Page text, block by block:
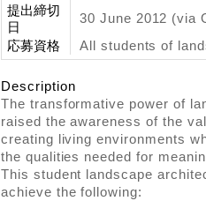
提出締切
日
30 June 2012 (via
応募資格
All students of
Description
The transformative power of
raised the awareness of the
creating living environments
the qualities needed for
This student landscape
achieve the following: